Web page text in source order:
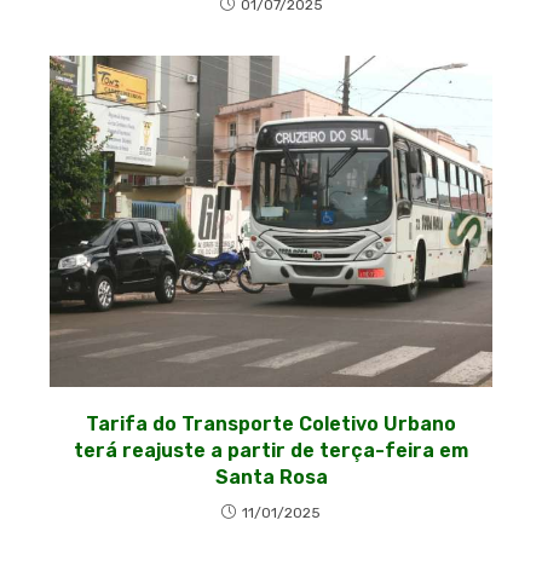
01/07/2025
Tarifa do Transporte Coletivo Urbano
terá reajuste a partir de terça-feira em
Santa Rosa
11/01/2025